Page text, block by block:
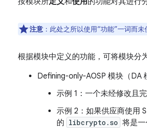
注意 ：此处之所以使用“功能”一词而
根据模块中定义的功能，可将模块分
Defining-only-AOSP 模块（DA
示例 1： 一个未经修改且
示例 2： 如果供应商使用
的 libcrypto.so 将是一